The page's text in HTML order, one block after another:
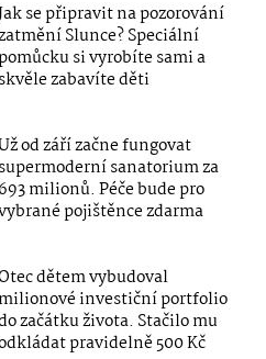
se připravit na pozorování
Slunce? Speciální
pomůcku si vyrobíte sami a
skvěle zabavíte děti
od září začne fungovat
supermoderní sanatorium za
693 milionů. Péče bude pro
pojištěnce zdarma
dětem vybudoval
milionové investiční portfolio
začátku života. Stačilo mu
pravidelně 500 Kč